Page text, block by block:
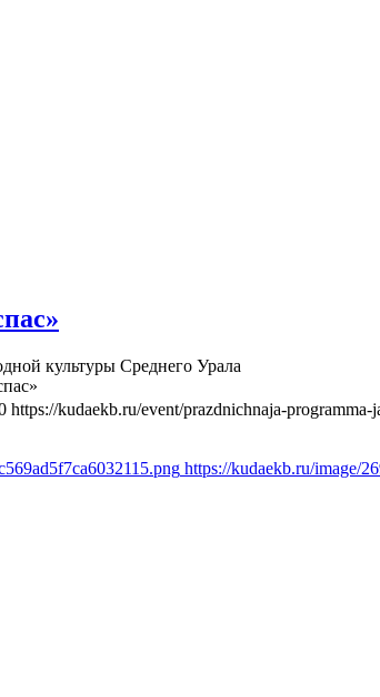
культуры Среднего Урала
https://kudaekb.ru/event/prazdnichnaja-
https://kudaekb.ru/image/